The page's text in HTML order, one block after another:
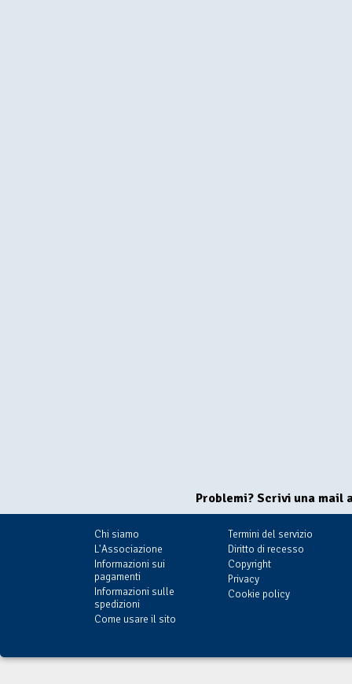
Problemi? Scrivi una mail
Chi siamo
L'Associazione
Informazioni sui
pagamenti
Informazioni sulle
spedizioni
Come usare il sito
Termini del servizio
Diritto di recesso
Copyright
Privacy
Cookie policy